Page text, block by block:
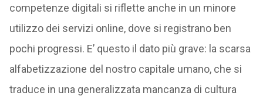
competenze digitali si riflette anche in un minore
utilizzo dei servizi online, dove si registrano ben
pochi progressi. E’ questo il dato più grave: la scarsa
alfabetizzazione del nostro capitale umano, che si
traduce in una generalizzata mancanza di cultura